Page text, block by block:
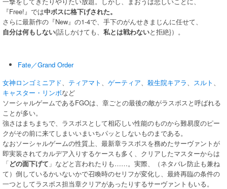
『Free!』では中ボスに格下げされた。
さらに最新作の『New』の1-4で、手下のがんせきまじんに任せて、
自分は何もしない(話しかけても、 私とは戦わないと拒絶}）。
Fate／Grand Order
女神ロンゴミニアド、 ティアマト 、 ゲーティア、 殺生院キアラ、 スルト 、
キャスター・リンボなど
ソーシャルゲームであるFGOは、章ごとの最後の敵がラスボスと呼ばれる
ことが多い。
強さはまちまちで、ラスボスとして相応しい性能のものから難易度のピー
クがその前に来てしまいいまいちパッとしないものまである。
なおソーシャルゲームの性質上、最新章ラスボスを務めたサーヴァントが
即実装されてカルデア入りするケースも多く、クリアしたマスターからは
「どの面下げて 」などと言われたりも……。実際、（ネタバレ防止も兼ね
て）倒しているかいないかで召喚時のセリフが変化し、最終再臨の条件の
一つとしてラスボス担当章クリアがあったりするサーヴァントもいる。